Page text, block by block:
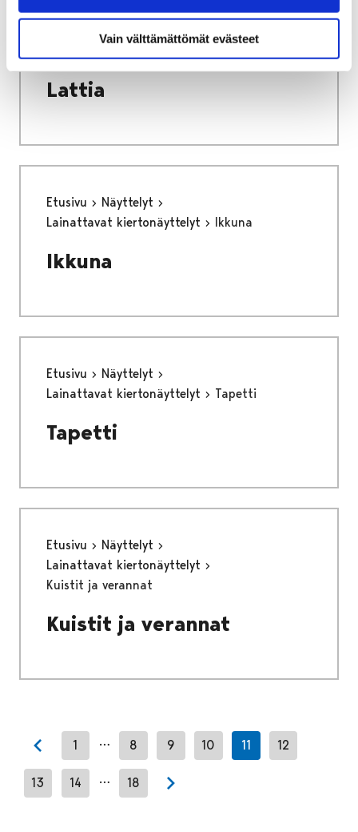
Vain välttämättömät evästeet
Näyttelyt
Lattia
Etusivu
Näyttelyt
Lainattavat kiertonäyttelyt
Ikkuna
Ikkuna
Etusivu
Näyttelyt
Lainattavat kiertonäyttelyt
Tapetti
Tapetti
Etusivu
Näyttelyt
Lainattavat kiertonäyttelyt
Kuistit ja verannat
Kuistit ja verannat
Previous page
1 … 8 9 10 11 12
13 14 … 18
Next page